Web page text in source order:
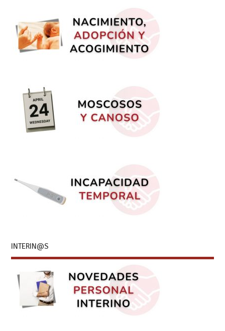
INTERIN@S